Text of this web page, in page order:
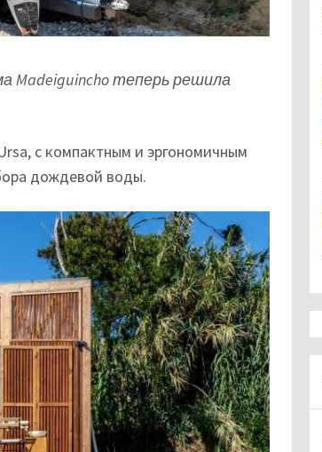
теперь решила
с компактным и эргономичным
дождевой воды.